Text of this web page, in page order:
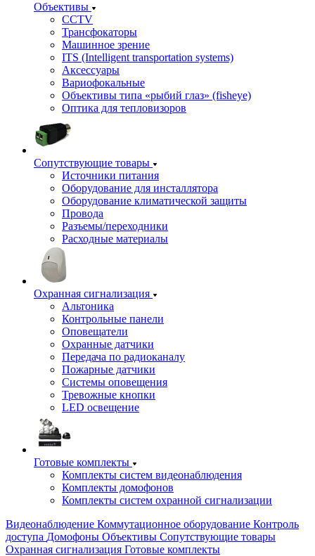
Объективы
CCTV
Трансфокаторы
Машинное зрение
ITS (Intelligent transportation systems)
Аксессуары
Вариофокальные
Объективы типа «рыбий глаз» (fisheye)
Оптика для тепловизоров
Сопутствующие товары
Источники питания
Оборудование для инсталлятора
Оборудование климатической защиты
Провода
Разъемы/переходники
Расходные материалы
Охранная сигнализация
Альтоника
Контрольные панели
Оповещатели
Охранные датчики
Передача по радиоканалу
Пожарные датчики
Системы оповещения
Тревожные кнопки
LED освещение
Готовые комплекты
Комплекты систем видеонаблюдения
Комплекты домофонов
Комплекты систем охранной сигнализации
Видеонаблюдение Коммутационное оборудование Контроль
доступа Домофоны Объективы Сопутствующие товары
Охранная сигнализация Готовые комплекты